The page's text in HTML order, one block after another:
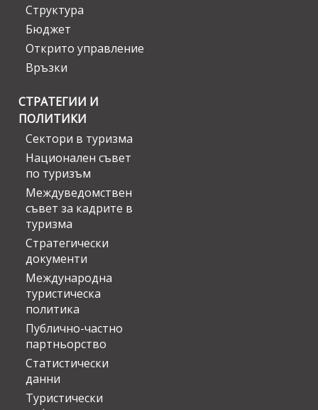
Структура
Бюджет
Открито управление
Връзки
СТРАТЕГИИ И
ПОЛИТИКИ
Сектори в туризма
Национален съвет
по туризъм
Междуведомствен
съвет за кадрите в
туризма
Стратегически
документи
Международна
туристическа
политика
Публично-частно
партньорство
Статистически
данни
Туристически